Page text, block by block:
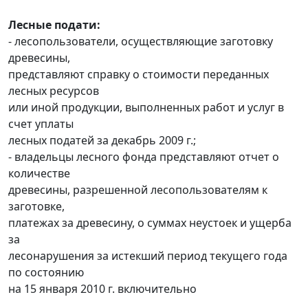
Лесные подати:
- лесопользователи, осуществляющие заготовку
древесины,
представляют справку о стоимости переданных
лесных ресурсов
или иной продукции, выполненных работ и услуг в
счет уплаты
лесных податей за декабрь 2009 г.;
- владельцы лесного фонда представляют отчет о
количестве
древесины, разрешенной лесопользователям к
заготовке,
платежах за древесину, о суммах неустоек и ущерба
за
лесонарушения за истекший период текущего года
по состоянию
на 15 января 2010 г. включительно